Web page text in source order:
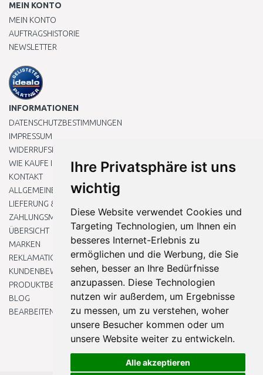
Ihre Privatsphäre ist uns
wichtig
Diese Website verwendet Cookies und
Targeting Technologien, um Ihnen ein
besseres Internet-Erlebnis zu
ermöglichen und die Werbung, die Sie
sehen, besser an Ihre Bedürfnisse
anzupassen. Diese Technologien
nutzen wir außerdem, um Ergebnisse
zu messen, um zu verstehen, woher
unsere Besucher kommen oder um
unsere Website weiter zu entwickeln.
Alle akzeptieren
MEIN KONTO
MEIN KONTO
AUFTRAGSHISTORIE
NEWSLETTER
INFORMATIONEN
DATENSCHUTZBESTIMMUNGEN
IMPRESSUM
WIDERRUFSRECHT
WIE KAUFE ICH EIN?
KONTAKT
ALLGEMEINEN GESCHÄFTSBEDINGUNGEN
LIEFERUNG & ZAHLUNG
ZAHLUNGSMETHODEN
ÜBERSICHT
MARKEN
REKLAMATIONEN UND RETOUREN
KUNDENBEWERTUNG
PRODUKTBEWERTUNG
BLOG
BEARBEITEN SIE MEINE COOKIE-EINSTELLUNGEN